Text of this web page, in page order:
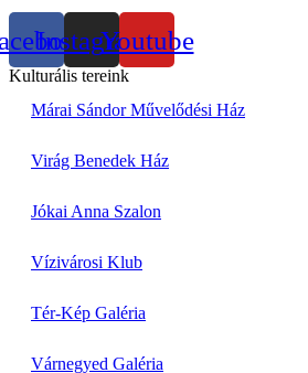
InstagramYoutube
Kulturális tereink
Márai Sándor Művelődési Ház
Virág Benedek Ház
Jókai Anna Szalon
Vízivárosi Klub
Tér-Kép Galéria
Várnegyed Galéria